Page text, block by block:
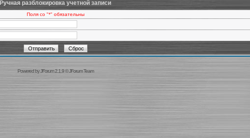
Ручная разблокировка учетной записи
Поля со "*" обязательны
Powered byJForum 2.1.9©JForum Team